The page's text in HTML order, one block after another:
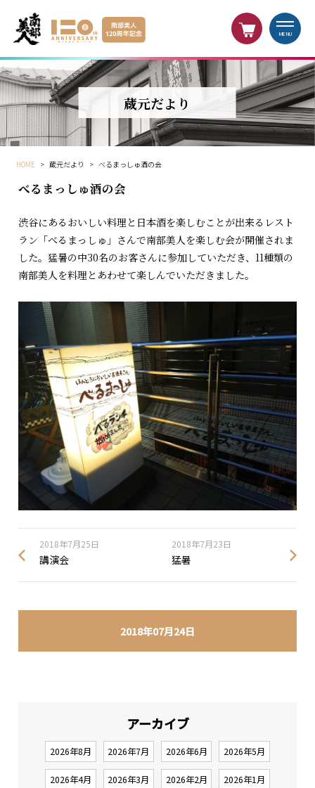
MENU
蔵元だより
HOME > 蔵元だより > べるまっしゅ酒の会
2018年07月24日
べるまっしゅ酒の会
渋谷にあるおいしい料理と日本酒を楽しむことが出来るレスト
ラン「べるまっしゅ」さんで南部美人を楽しむ会が開催されま
した。猛暑の中30名のお客さんに参加していただき、11種類の
南部美人を料理とあわせて楽しんでいただきました。
2018年7月25日
講演会
2018年7月23日
猛暑
アーカイブ
2026年8月 2026年7月 2026年6月 2026年5月
2026年4月 2026年3月 2026年2月 2026年1月